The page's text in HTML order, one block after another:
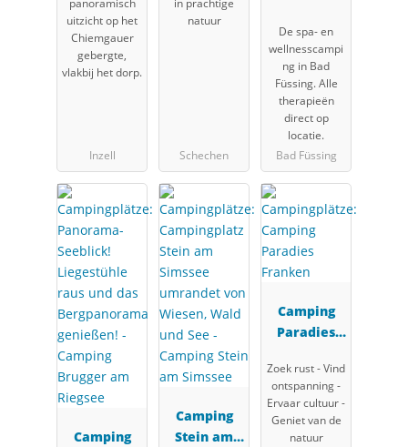
uitzicht op het
Chiemgauer
gebergte,
vlakbij het dorp.
Inzell
natuur
Schechen
De spa- en
wellnesscampi
ng in Bad
Füssing. Alle
therapieën
direct op
locatie.
Bad Füssing
Camping
Camping
Stein am
Camping
Paradies
Zoek rust - Vind
ontspanning -
Ervaar cultuur -
Geniet van de
natuur